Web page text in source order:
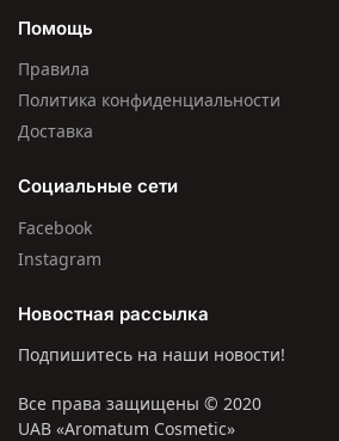
Помощь
Правила
Политика конфиденциальности
Доставка
Социальные сети
Facebook
Instagram
Новостная рассылка
Подпишитесь на наши новости!
Все права защищены © 2020
UAB «Aromatum Cosmetic»